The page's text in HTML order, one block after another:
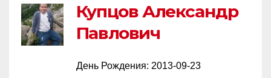
Купцов Александр
Павлович
День Рождения: 2013-09-23